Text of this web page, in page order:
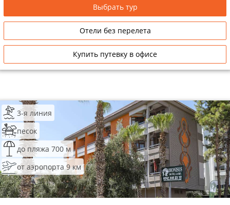
Выбрать тур
Отели без перелета
Купить путевку в офисе
3-я линия
песок
до пляжа 700 м
от аэропорта 9 км